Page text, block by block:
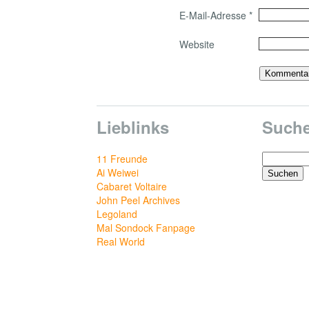
E-Mail-Adresse *
Website
Lieblinks
11 Freunde
Ai Weiwei
Cabaret Voltaire
John Peel Archives
Legoland
Mal Sondock Fanpage
Real World
Suchen
nach: